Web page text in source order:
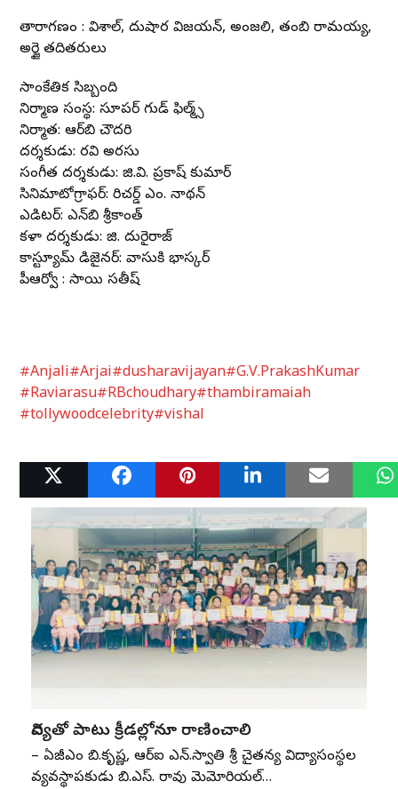
తారాగణం : విశాల్, దుషార విజయన్, అంజలి, తంబి రామయ్య,
అర్జై తదితరులు
సాంకేతిక సిబ్బంది
నిర్మాణ సంస్థ: సూపర్ గుడ్ ఫిల్మ్స్
నిర్మాత: ఆర్‌బి చౌదరి
దర్శకుడు: రవి అరసు
సంగీత దర్శకుడు: జి.వి. ప్రకాష్ కుమార్
సినిమాటోగ్రాఫర్: రిచర్డ్ ఎం. నాథన్
ఎడిటర్: ఎన్‌బి శ్రీకాంత్
కళా దర్శకుడు: జి. దురైరాజ్
కాస్ట్యూమ్ డిజైనర్: వాసుకి భాస్కర్
పీఆర్వో : సాయి సతీష్
#Anjali#Arjai#dusharavijayan#G.V.PrakashKumar
#Raviarasu#RBchoudhary#thambiramaiah
#tollywoodcelebrity#vishal
Related Posts
విద్యతో పాటు క్రీడల్లోనూ రాణించాలి
– ఏజీఎం బి.కృష్ణ, ఆర్‌ఐ ఎన్‌.స్వాతి శ్రీ చైతన్య విద్యాసంస్థల
వ్యవస్థాపకుడు బి.ఎస్‌. రావు మెమోరియల్‌…